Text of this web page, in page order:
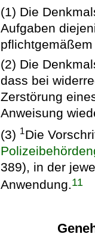
(1) Die
Aufgaben
(2) Die
dass bei
Zerstörung
Anweisung
(3) 1Die
389), in der
Anwendung.11